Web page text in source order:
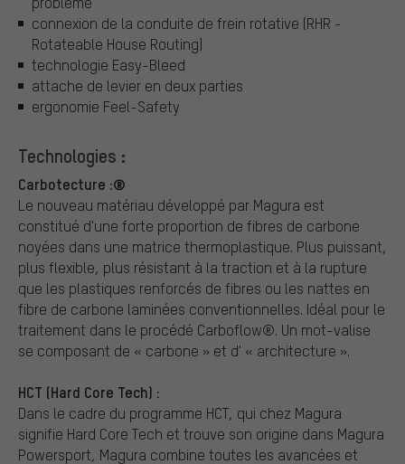
connexion de la conduite de frein rotative (RHR -
Rotateable House Routing)
technologie Easy-Bleed
attache de levier en deux parties
ergonomie Feel-Safety
Technologies :
Carbotecture :®
Le nouveau matériau développé par Magura est
constitué d'une forte proportion de fibres de carbone
noyées dans une matrice thermoplastique. Plus puissant,
plus flexible, plus résistant à la traction et à la rupture
que les plastiques renforcés de fibres ou les nattes en
fibre de carbone laminées conventionnelles. Idéal pour le
traitement dans le procédé Carboflow®. Un mot-valise
se composant de « carbone » et d' « architecture ».
HCT (Hard Core Tech) :
Dans le cadre du programme HCT, qui chez Magura
signifie Hard Core Tech et trouve son origine dans Magura
Powersport, Magura combine toutes les avancées et